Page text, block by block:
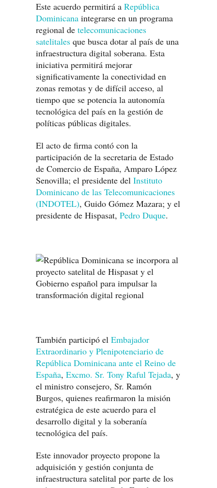
Este acuerdo permitirá a República
Dominicana integrarse en un programa
regional de telecomunicaciones
satelitales que busca dotar al país de una
infraestructura digital soberana. Esta
iniciativa permitirá mejorar
significativamente la conectividad en
zonas remotas y de difícil acceso, al
tiempo que se potencia la autonomía
tecnológica del país en la gestión de
políticas públicas digitales.
El acto de firma contó con la
participación de la secretaria de Estado
de Comercio de España, Amparo López
Senovilla; el presidente del Instituto
Dominicano de las Telecomunicaciones
(INDOTEL), Guido Gómez Mazara; y el
presidente de Hispasat, Pedro Duque.
También participó el Embajador
Extraordinario y Plenipotenciario de
República Dominicana ante el Reino de
España, Excmo. Sr. Tony Raful Tejada, y
el ministro consejero, Sr. Ramón
Burgos, quienes reafirmaron la misión
estratégica de este acuerdo para el
desarrollo digital y la soberanía
tecnológica del país.
Este innovador proyecto propone la
adquisición y gestión conjunta de
infraestructura satelital por parte de los